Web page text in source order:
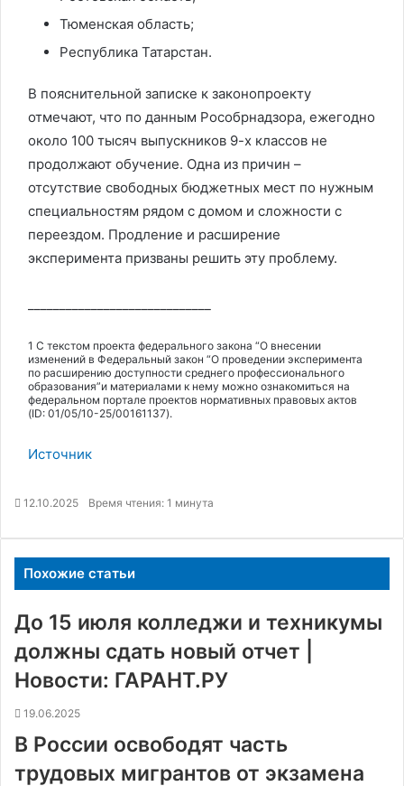
Тюменская область;
Республика Татарстан.
В пояснительной записке к законопроекту
отмечают, что по данным Рособрнадзора, ежегодно
около 100 тысяч выпускников 9-х классов не
продолжают обучение. Одна из причин –
отсутствие свободных бюджетных мест по нужным
специальностям рядом с домом и сложности с
переездом. Продление и расширение
эксперимента призваны решить эту проблему.
1 С текстом проекта федерального закона “О внесении
изменений в Федеральный закон “О проведении эксперимента
по расширению доступности среднего профессионального
образования”и материалами к нему можно ознакомиться на
федеральном портале проектов нормативных правовых актов
(ID: 01/05/10-25/00161137).
Источник
12.10.2025 Время чтения: 1 минута
Похожие статьи
До 15 июля колледжи и техникумы
должны сдать новый отчет |
Новости: ГАРАНТ.РУ
19.06.2025
В России освободят часть
трудовых мигрантов от экзамена